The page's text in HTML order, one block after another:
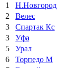
1
Н.Новгород
2
Велес
3
Спартак Кс
3
Уфа
5
Урал
6
Торпедо М